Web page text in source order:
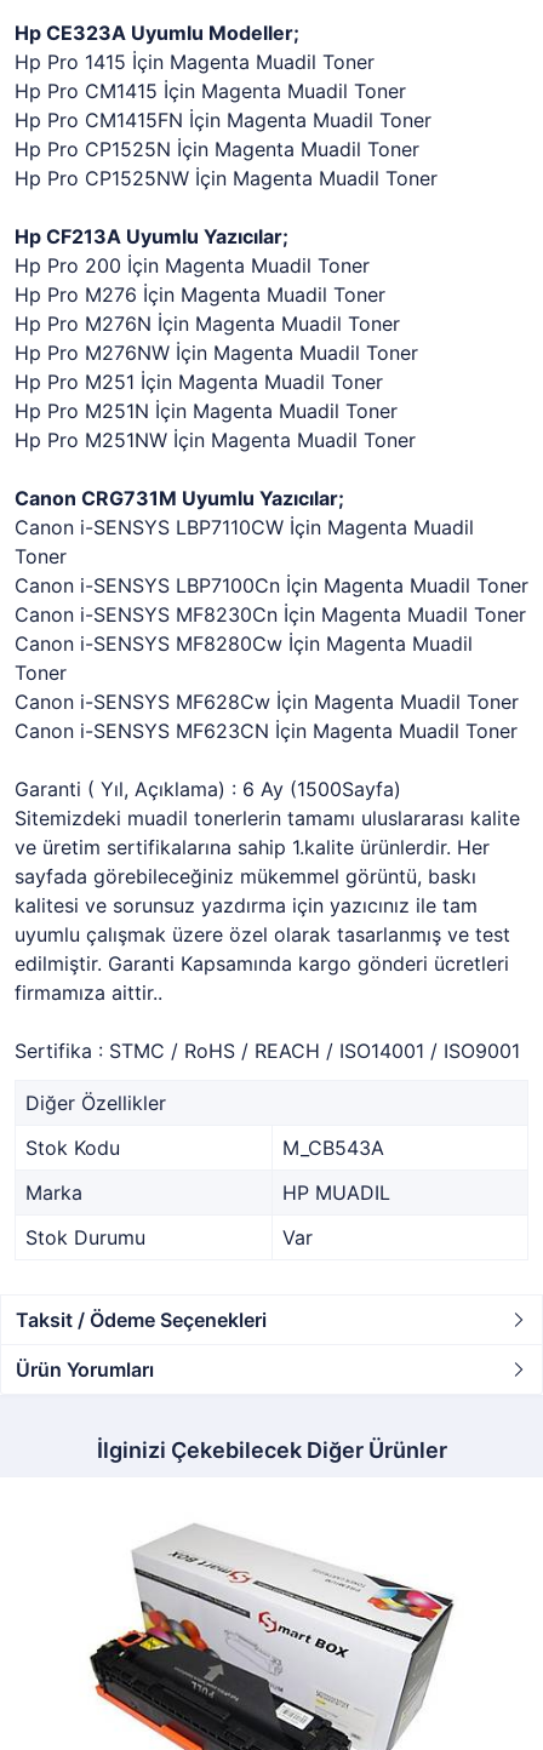
Hp CE323A Uyumlu Modeller;
Hp Pro 1415 İçin Magenta Muadil Toner
Hp Pro CM1415 İçin Magenta Muadil Toner
Hp Pro CM1415FN İçin Magenta Muadil Toner
Hp Pro CP1525N İçin Magenta Muadil Toner
Hp Pro CP1525NW İçin Magenta Muadil Toner
Hp CF213A Uyumlu Yazıcılar;
Hp Pro 200 İçin Magenta Muadil Toner
Hp Pro M276 İçin Magenta Muadil Toner
Hp Pro M276N İçin Magenta Muadil Toner
Hp Pro M276NW İçin Magenta Muadil Toner
Hp Pro M251 İçin Magenta Muadil Toner
Hp Pro M251N İçin Magenta Muadil Toner
Hp Pro M251NW İçin Magenta Muadil Toner
Canon CRG731M Uyumlu Yazıcılar;
Canon i-SENSYS LBP7110CW İçin Magenta Muadil
Toner
Canon i-SENSYS LBP7100Cn İçin Magenta Muadil Toner
Canon i-SENSYS MF8230Cn İçin Magenta Muadil Toner
Canon i-SENSYS MF8280Cw İçin Magenta Muadil
Toner
Canon i-SENSYS MF628Cw İçin Magenta Muadil Toner
Canon i-SENSYS MF623CN İçin Magenta Muadil Toner
Garanti ( Yıl, Açıklama) : 6 Ay (1500Sayfa)
Sitemizdeki muadil tonerlerin tamamı uluslararası kalite
ve üretim sertifikalarına sahip 1.kalite ürünlerdir. Her
sayfada görebileceğiniz mükemmel görüntü, baskı
kalitesi ve sorunsuz yazdırma için yazıcınız ile tam
uyumlu çalışmak üzere özel olarak tasarlanmış ve test
edilmiştir. Garanti Kapsamında kargo gönderi ücretleri
firmamıza aittir..
Sertifika : STMC / RoHS / REACH / ISO14001 / ISO9001
Diğer Özellikler
Stok Kodu
M_CB543A
Marka
HP MUADIL
Stok Durumu
Var
Taksit / Ödeme Seçenekleri
Ürün Yorumları
İlginizi Çekebilecek Diğer Ürünler